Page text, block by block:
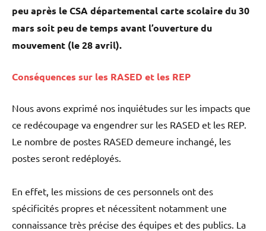
peu après le CSA départemental carte scolaire du 30
mars soit peu de temps avant l’ouverture du
mouvement (le 28 avril).
Conséquences sur les RASED et les REP
Nous avons exprimé nos inquiétudes sur les impacts que
ce redécoupage va engendrer sur les RASED et les REP.
Le nombre de postes RASED demeure inchangé, les
postes seront redéployés.
En effet, les missions de ces personnels ont des
spécificités propres et nécessitent notamment une
connaissance très précise des équipes et des publics. La